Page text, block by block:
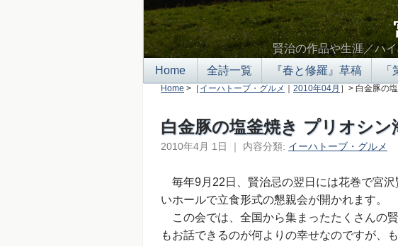
賢治の作品や生涯／ハ
Home
全詩一覧 『春と修羅』草稿
Home >［ イーハトーブ・グルメ ｜ 2010年04月 ］> 白金豚の
白金豚の塩釜焼き プリオシン
2010年4月 1日 ｜ 内容分類: イーハトーブ・グルメ
毎年9月22日、賢治忌の翌日には花巻で宮
いホールで立食形式の懇親会が開かれます。
この会では、全国から集まったたくさんの
もお話できるのが何よりの幸せなのですが、